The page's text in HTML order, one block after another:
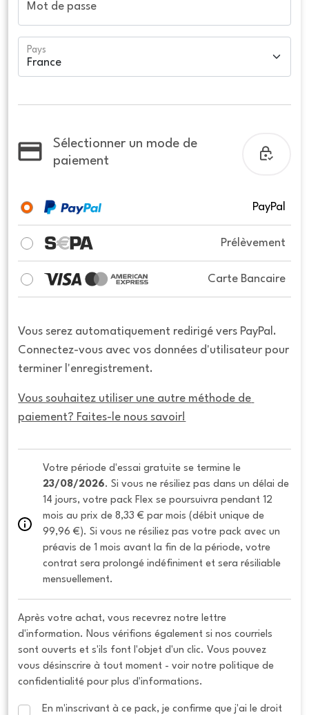
Mot de passe
Pays
Sélectionner un mode de
paiement
PayPal
Prélèvement
Carte Bancaire
Vous serez automatiquement redirigé vers PayPal.
Connectez-vous avec vos données d'utilisateur pour
terminer l'enregistrement.
Vous souhaitez utiliser une autre méthode de
paiement? Faites-le nous savoir!
23/08/2026. Si vous ne résiliez pas dans un délai de
14 jours, votre pack Flex se poursuivra pendant 12
mois au prix de 8,33 € par mois (débit unique de
99,96 €). Si vous ne résiliez pas votre pack avec un
préavis de 1 mois avant la fin de la période, votre
contrat sera prolongé indéfiniment et sera résiliable
mensuellement.
Après votre achat, vous recevrez notre lettre
d'information. Nous vérifions également si nos courriels
sont ouverts et s'ils font l'objet d'un clic. Vous pouvez
vous désinscrire à tout moment - voir notre politique de
confidentialité pour plus d'informations.
En m'inscrivant à ce pack, je confirme que j'ai le droit